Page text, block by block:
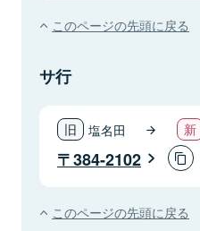
このページの先頭に戻る
サ行
塩名田
384-2102
このページの先頭に戻る